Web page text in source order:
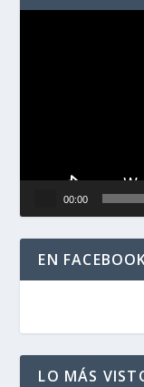
00:00
EN
LO MÁS